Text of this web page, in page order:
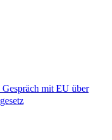
mit EU über